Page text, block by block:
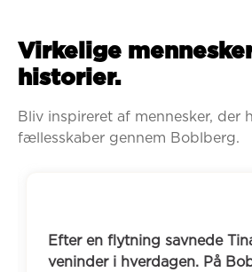
Virkelige
historier.
Bliv inspireret af mennesker, der
fællesskaber gennem Boblberg.
Efter en flytning savnede
veninder i hverdagen. På